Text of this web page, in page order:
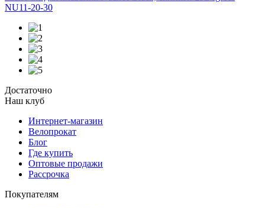
NU11-20-30
Достаточно
Наш клуб
Интернет-магазин
Велопрокат
Блог
Где купить
Оптовые продажи
Рассрочка
Покупателям